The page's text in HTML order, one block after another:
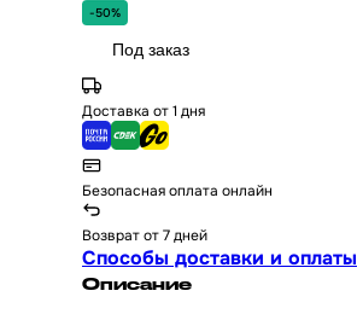
-50%
Под заказ
Доставка от 1 дня
Безопасная оплата онлайн
Возврат от 7 дней
Способы доставки и оплаты
Описание